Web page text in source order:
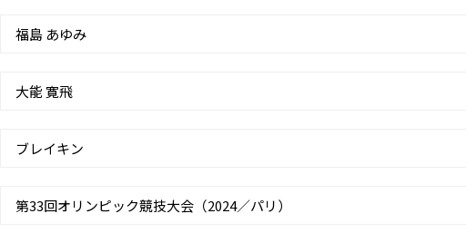
福島 あゆみ
大能 寛飛
ブレイキン
第33回オリンピック競技大会（2024／パリ）